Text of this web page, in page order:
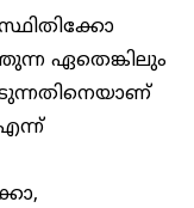
ഏതെങ്കിലും